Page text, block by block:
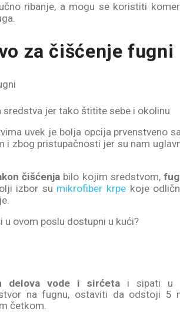
ribanje, a mogu se koristiti
za čišćenje fugni
sredstva jer tako štitite sebe i okolinu
uvek je bolja opcija prvenstveno
i zbog pristupačnosti jer su nam
čišćenja bilo kojim sredstvom,
izbor su mikrofiber krpe koje
u ovom poslu dostupni u kući?
delova vode i sirćeta i sipati u
na fugnu, ostaviti da odstoji 5
četkom.